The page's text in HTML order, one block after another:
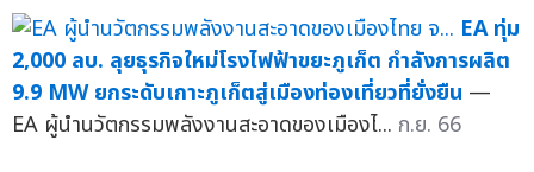
EA ทุ่ม
2,000 ลบ. ลุยธุรกิจใหม่โรงไฟฟ้าขยะภูเก็ต กำลังการผลิต
9.9 MW ยกระดับเกาะภูเก็ตสู่เมืองท่องเที่ยวที่ยั่งยืน —
EA ผู้นำนวัตกรรมพลังงานสะอาดของเมืองไ... ก.ย. 66